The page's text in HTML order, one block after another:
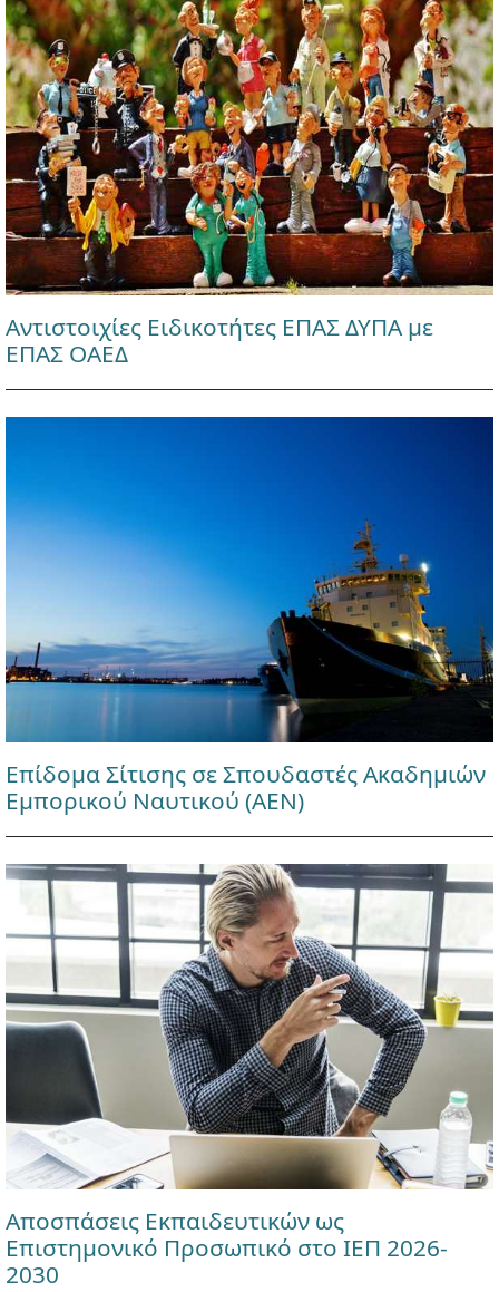
Αντιστοιχίες Ειδικοτήτες ΕΠΑΣ ΔΥΠΑ με
ΕΠΑΣ ΟΑΕΔ
Επίδομα Σίτισης σε Σπουδαστές Ακαδημιών
Εμπορικού Ναυτικού (ΑΕΝ)
Αποσπάσεις Εκπαιδευτικών ως
Επιστημονικό Προσωπικό στο ΙΕΠ 2026-
2030